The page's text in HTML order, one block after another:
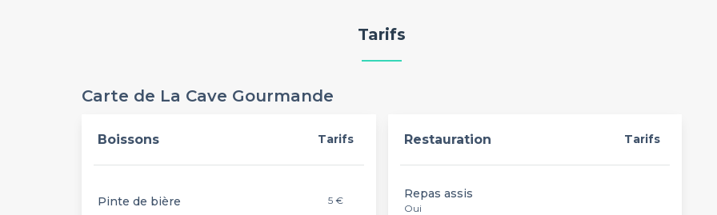
Tarifs
Carte de La Cave Gourmande
Boissons Tarifs
Pinte de bière 5 €
Restauration Tarifs
Repas assis
Oui